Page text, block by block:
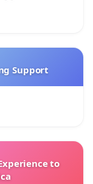
Support
to